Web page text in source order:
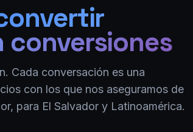
conversiones
Cada conversación es una
con los que nos aseguramos de
para El Salvador y Latinoamérica.